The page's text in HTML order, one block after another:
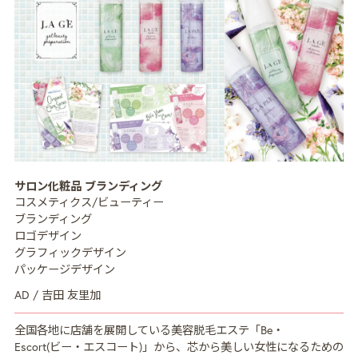
PACKAGINGパッケージデザイン
WEBウェブデザイン
SPACE/INTERIOR空間デザイン
MISSION ミッション
CREATIVE MENU クリエイティブ領域
COMPANY
CREATORS クリエイター紹介
RECRUIT採用情報
NEWSニュース
サロン化粧品 ブランディング
コスメティクス/ビューティー
ブランディング
ロゴデザイン
グラフィックデザイン
パッケージデザイン
AD / 吉田 友里加
全国各地に店舗を展開している美容脱毛エステ「Be・
Escort(ビー・エスコート)」から、芯から美しい女性になるための